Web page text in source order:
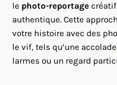
le photo-reportage
authentique. Cette
votre histoire avec des
le vif, tels qu’une
larmes ou un regard